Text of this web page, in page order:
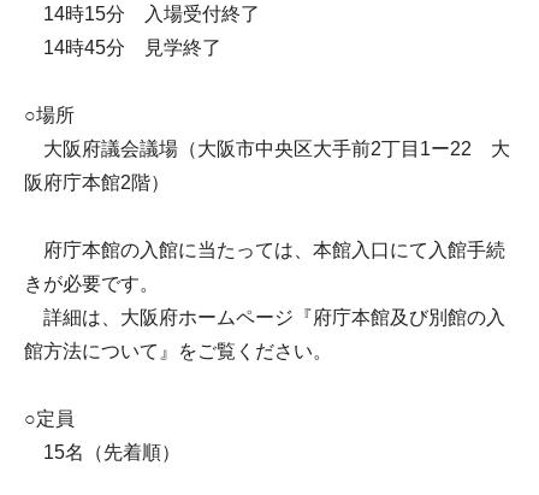
14時15分 入場受付終了
14時45分 見学終了
○場所
大阪府議会議場（大阪市中央区大手前2丁目1ー22 大
阪府庁本館2階）
府庁本館の入館に当たっては、本館入口にて入館手続
きが必要です。
詳細は、大阪府ホームページ『府庁本館及び別館の入
館方法について』をご覧ください。
○定員
15名（先着順）